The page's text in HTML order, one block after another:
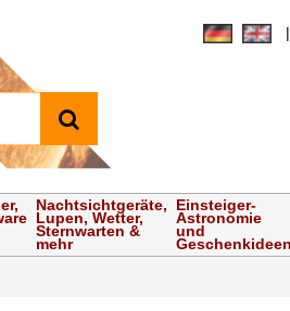
Nachtsichtgeräte,
Lupen, Wetter,
Sternwarten &
mehr
Einsteiger-
Astronomie
und
Geschenkideen